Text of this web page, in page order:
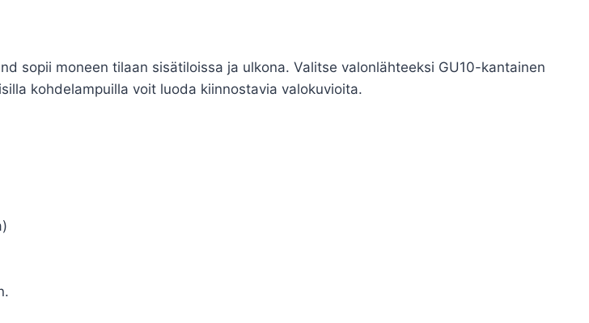
sopii moneen tilaan sisätiloissa ja ulkona. Valitse valonlähteeksi GU10-kantainen
kohdelampuilla voit luoda kiinnostavia valokuvioita.